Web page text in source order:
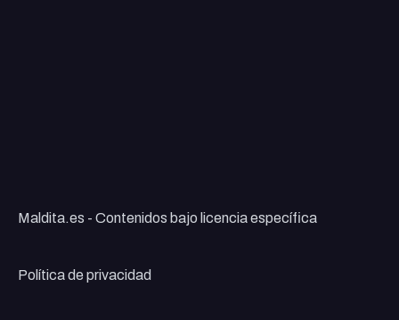
Maldita.es - Contenidos bajo licencia específica
Política de privacidad